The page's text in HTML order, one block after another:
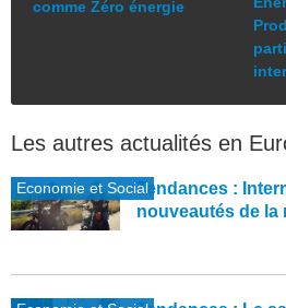
comme Zéro énergie
Les autres actualités en
Economie et SocialTendances :
nouveautés de la